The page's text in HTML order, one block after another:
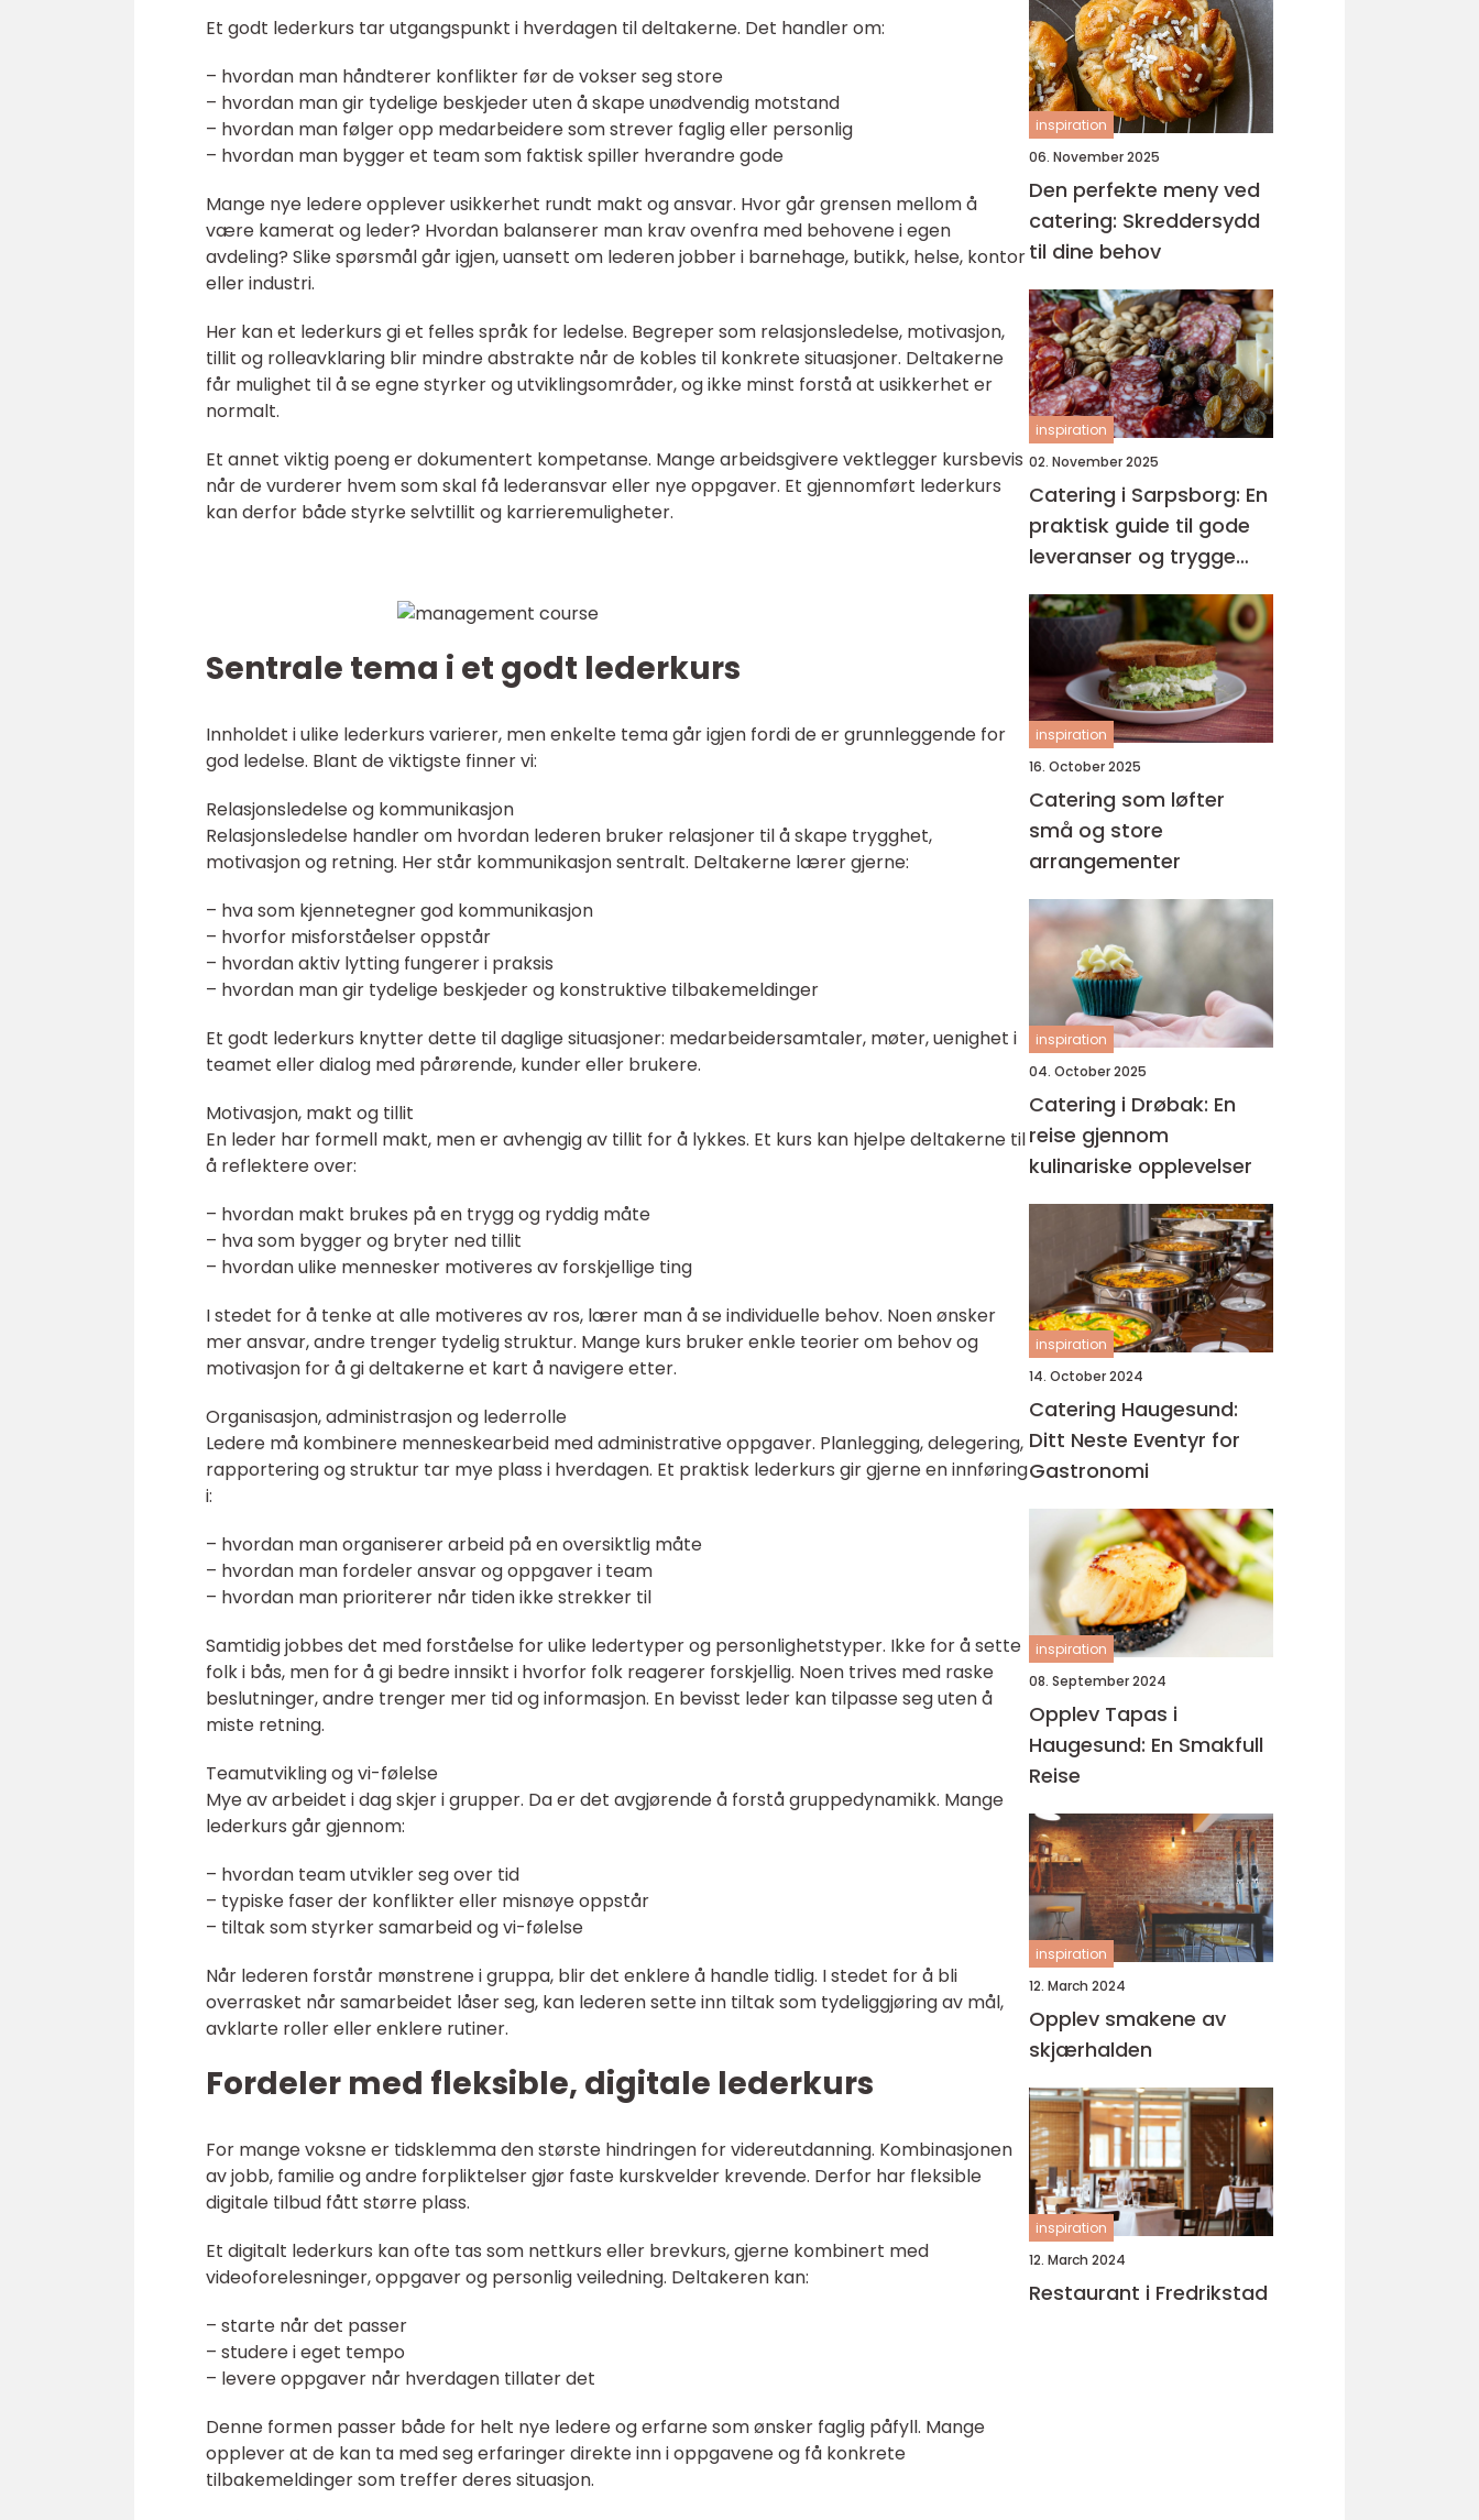
Et godt lederkurs tar utgangspunkt i hverdagen til deltakerne. Det handler om:
– hvordan man håndterer konflikter før de vokser seg store
– hvordan man gir tydelige beskjeder uten å skape unødvendig motstand
– hvordan man følger opp medarbeidere som strever faglig eller personlig
– hvordan man bygger et team som faktisk spiller hverandre gode
Mange nye ledere opplever usikkerhet rundt makt og ansvar. Hvor går grensen mellom å
være kamerat og leder? Hvordan balanserer man krav ovenfra med behovene i egen
avdeling? Slike spørsmål går igjen, uansett om lederen jobber i barnehage, butikk, helse, kontor
eller industri.
Her kan et lederkurs gi et felles språk for ledelse. Begreper som relasjonsledelse, motivasjon,
tillit og rolleavklaring blir mindre abstrakte når de kobles til konkrete situasjoner. Deltakerne
får mulighet til å se egne styrker og utviklingsområder, og ikke minst forstå at usikkerhet er
normalt.
Et annet viktig poeng er dokumentert kompetanse. Mange arbeidsgivere vektlegger kursbevis
når de vurderer hvem som skal få lederansvar eller nye oppgaver. Et gjennomført lederkurs
kan derfor både styrke selvtillit og karrieremuligheter.
Sentrale tema i et godt lederkurs
Innholdet i ulike lederkurs varierer, men enkelte tema går igjen fordi de er grunnleggende for
god ledelse. Blant de viktigste finner vi:
Relasjonsledelse og kommunikasjon
Relasjonsledelse handler om hvordan lederen bruker relasjoner til å skape trygghet,
motivasjon og retning. Her står kommunikasjon sentralt. Deltakerne lærer gjerne:
– hva som kjennetegner god kommunikasjon
– hvorfor misforståelser oppstår
– hvordan aktiv lytting fungerer i praksis
– hvordan man gir tydelige beskjeder og konstruktive tilbakemeldinger
Et godt lederkurs knytter dette til daglige situasjoner: medarbeidersamtaler, møter, uenighet i
teamet eller dialog med pårørende, kunder eller brukere.
Motivasjon, makt og tillit
En leder har formell makt, men er avhengig av tillit for å lykkes. Et kurs kan hjelpe deltakerne til
å reflektere over:
– hvordan makt brukes på en trygg og ryddig måte
– hva som bygger og bryter ned tillit
– hvordan ulike mennesker motiveres av forskjellige ting
I stedet for å tenke at alle motiveres av ros, lærer man å se individuelle behov. Noen ønsker
mer ansvar, andre trenger tydelig struktur. Mange kurs bruker enkle teorier om behov og
motivasjon for å gi deltakerne et kart å navigere etter.
Organisasjon, administrasjon og lederrolle
Ledere må kombinere menneskearbeid med administrative oppgaver. Planlegging, delegering,
rapportering og struktur tar mye plass i hverdagen. Et praktisk lederkurs gir gjerne en innføring
i:
– hvordan man organiserer arbeid på en oversiktlig måte
– hvordan man fordeler ansvar og oppgaver i team
– hvordan man prioriterer når tiden ikke strekker til
Samtidig jobbes det med forståelse for ulike ledertyper og personlighetstyper. Ikke for å sette
folk i bås, men for å gi bedre innsikt i hvorfor folk reagerer forskjellig. Noen trives med raske
beslutninger, andre trenger mer tid og informasjon. En bevisst leder kan tilpasse seg uten å
miste retning.
Teamutvikling og vi-følelse
Mye av arbeidet i dag skjer i grupper. Da er det avgjørende å forstå gruppedynamikk. Mange
lederkurs går gjennom:
– hvordan team utvikler seg over tid
– typiske faser der konflikter eller misnøye oppstår
– tiltak som styrker samarbeid og vi-følelse
Når lederen forstår mønstrene i gruppa, blir det enklere å handle tidlig. I stedet for å bli
overrasket når samarbeidet låser seg, kan lederen sette inn tiltak som tydeliggjøring av mål,
avklarte roller eller enklere rutiner.
Fordeler med fleksible, digitale lederkurs
For mange voksne er tidsklemma den største hindringen for videreutdanning. Kombinasjonen
av jobb, familie og andre forpliktelser gjør faste kurskvelder krevende. Derfor har fleksible
digitale tilbud fått større plass.
Et digitalt lederkurs kan ofte tas som nettkurs eller brevkurs, gjerne kombinert med
videoforelesninger, oppgaver og personlig veiledning. Deltakeren kan:
– starte når det passer
– studere i eget tempo
– levere oppgaver når hverdagen tillater det
Denne formen passer både for helt nye ledere og erfarne som ønsker faglig påfyll. Mange
opplever at de kan ta med seg erfaringer direkte inn i oppgavene og få konkrete
tilbakemeldinger som treffer deres situasjon.
inspiration
06. November 2025
Den perfekte meny ved
catering: Skreddersydd
til dine behov
inspiration
02. November 2025
Catering i Sarpsborg: En
praktisk guide til gode
leveranser og trygge
menyer
inspiration
16. October 2025
Catering som løfter
små og store
arrangementer
inspiration
04. October 2025
Catering i Drøbak: En
reise gjennom
kulinariske opplevelser
inspiration
14. October 2024
Catering Haugesund:
Ditt Neste Eventyr for
Gastronomi
inspiration
08. September 2024
Opplev Tapas i
Haugesund: En Smakfull
Reise
inspiration
12. March 2024
Opplev smakene av
skjærhalden
inspiration
12. March 2024
Restaurant i Fredrikstad